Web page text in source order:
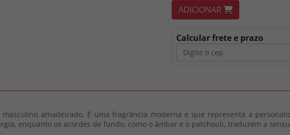
ADICIONAR
Calcular frete e prazo
amadeirado. É uma fragrância moderna e que representa a
enquanto os acordes de fundo, como o âmbar e o patchouli, traduzem a